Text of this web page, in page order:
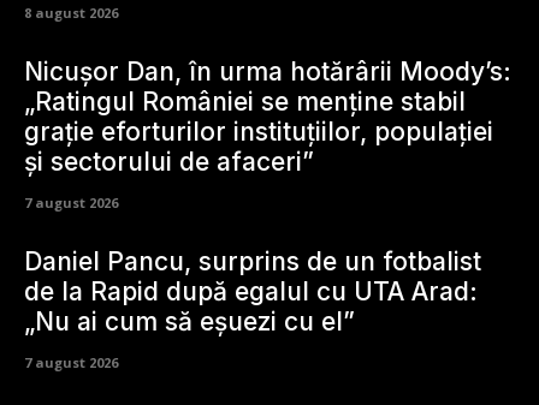
8 august 2026
Nicușor Dan, în urma hotărârii Moody’s:
„Ratingul României se menține stabil
grație eforturilor instituțiilor, populației
și sectorului de afaceri”
7 august 2026
Daniel Pancu, surprins de un fotbalist
de la Rapid după egalul cu UTA Arad:
„Nu ai cum să eșuezi cu el”
7 august 2026